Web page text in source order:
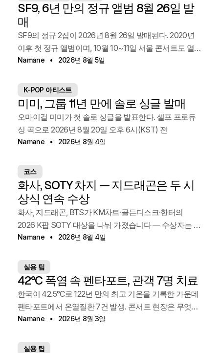
SF9, 6년 만의 정규 앨범 8월 26일 발
매
SF9의 정규 2집이 2026년 8월 26일 발매된다. 2020년
이후 첫 정규 앨범이며, 10월 10~11일 서울 콘서트도 열
린다.
Namane 2026년 8월 5일
K-POP 아티스트
미미, 그룹 11년 만에 솔로 싱글 발매
오마이걸 미미가 첫 솔로 싱글을 발표한다. 셀프 프로듀
싱 곡으로 2026년 8월 20일 오후 6시(KST) 전
Namane 2026년 8월 4일
코스
화사, SOTY 차지 — 지드래곤은 두 시
상식 연속 수상
화사, 지드래곤, BTS가 KM차트·골든디스크·한터의
2026 K팝 SOTY 대상을 나눠 가졌습니다 — 수상자는 누
구였을까요
Namane 2026년 8월 4일
실용 팁
42°C 폭염 속 펜타포트, 관객 7명 치료
한국이 42.5°C로 122년 만의 최고 기온을 기록한 가운데
펜타포트에서 온열질환 7건 발생. 콘서트 현장은 무엇을
바꿨나.
Namane 2026년 8월 3일
실용 팁